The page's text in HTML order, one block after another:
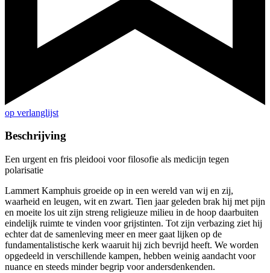
op verlanglijst
Beschrijving
Een urgent en fris pleidooi voor filosofie als medicijn tegen
polarisatie
Lammert Kamphuis groeide op in een wereld van wij en zij,
waarheid en leugen, wit en zwart. Tien jaar geleden brak hij met pijn
en moeite los uit zijn streng religieuze milieu in de hoop daarbuiten
eindelijk ruimte te vinden voor grijstinten. Tot zijn verbazing ziet hij
echter dat de samenleving meer en meer gaat lijken op de
fundamentalistische kerk waaruit hij zich bevrijd heeft. We worden
opgedeeld in verschillende kampen, hebben weinig aandacht voor
nuance en steeds minder begrip voor andersdenkenden.